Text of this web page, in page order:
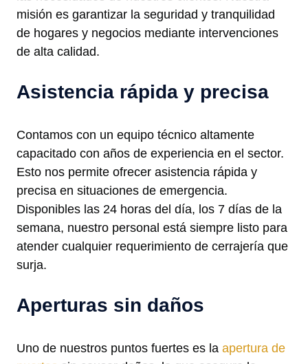
misión es garantizar la seguridad y tranquilidad
de hogares y negocios mediante intervenciones
de alta calidad.
Asistencia rápida y precisa
Contamos con un equipo técnico altamente
capacitado con años de experiencia en el sector.
Esto nos permite ofrecer asistencia rápida y
precisa en situaciones de emergencia.
Disponibles las 24 horas del día, los 7 días de la
semana, nuestro personal está siempre listo para
atender cualquier requerimiento de cerrajería que
surja.
Aperturas sin daños
Uno de nuestros puntos fuertes es la apertura de